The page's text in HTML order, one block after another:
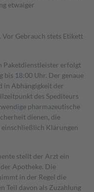
etwaiger
Gebrauch stets Etikett
Paketdienstleister erfolgt
bis 18:00 Uhr. Der genaue
in Abhängigkeit der
des Spediteurs
pharmazeutische
dienen, die
Klärungen
stellt der Arzt ein
Apotheke. Die
in der Regel die
Teil davon als Zuzahlung